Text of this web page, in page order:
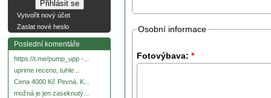
Vytvořit nový účet
Zaslat nové heslo
Poslední komentáře
https://t.me/pump_upp -...
uprime receno, tuhle...
Cena 4000 Kč Pevná. K...
možná je jen zaseknutý...
Osobní informace
Fotovýbava: *